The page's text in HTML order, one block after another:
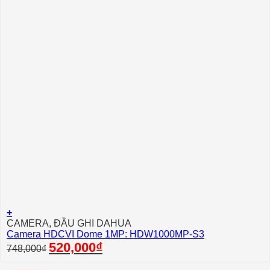
+
CAMERA, ĐẦU GHI DAHUA
Camera HDCVI Dome 1MP: HDW1000MP-S3
748,000₫ Giá
gốc
520,000₫Giá
hiện